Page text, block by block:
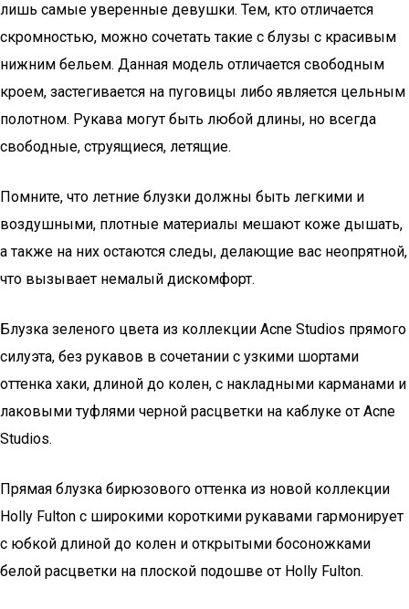
лишь самые уверенные девушки. Тем, кто отличается
скромностью, можно сочетать такие с блузы с красивым
нижним бельем. Данная модель отличается свободным
кроем, застегивается на пуговицы либо является цельным
полотном. Рукава могут быть любой длины, но всегда
свободные, струящиеся, летящие.
Помните, что летние блузки должны быть легкими и
воздушными, плотные материалы мешают коже дышать,
а также на них остаются следы, делающие вас неопрятной,
что вызывает немалый дискомфорт.
Блузка зеленого цвета из коллекции Acne Studios прямого
силуэта, без рукавов в сочетании с узкими шортами
оттенка хаки, длиной до колен, с накладными карманами и
лаковыми туфлями черной расцветки на каблуке от Acne
Studios.
Прямая блузка бирюзового оттенка из новой коллекции
Holly Fulton с широкими короткими рукавами гармонирует
с юбкой длиной до колен и открытыми босоножками
белой расцветки на плоской подошве от Holly Fulton.